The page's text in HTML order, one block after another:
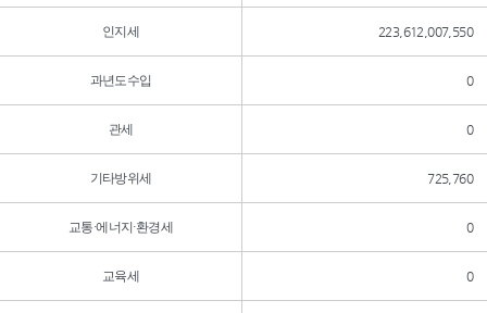
인지세 223,612,007,550
과년도수입 0
관세 0
기타방위세 725,760
교통·에너지·환경세 0
교육세 0